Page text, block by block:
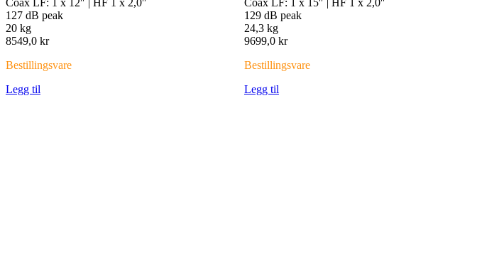
Coax LF: 1 x 12″ | HF 1 x 2,0″
127 dB peak
20 kg
8549,0 kr
Bestillingsvare
Legg til
Coax LF: 1 x 15″ | HF 1 x 2,0″
129 dB peak
24,3 kg
9699,0 kr
Bestillingsvare
Legg til